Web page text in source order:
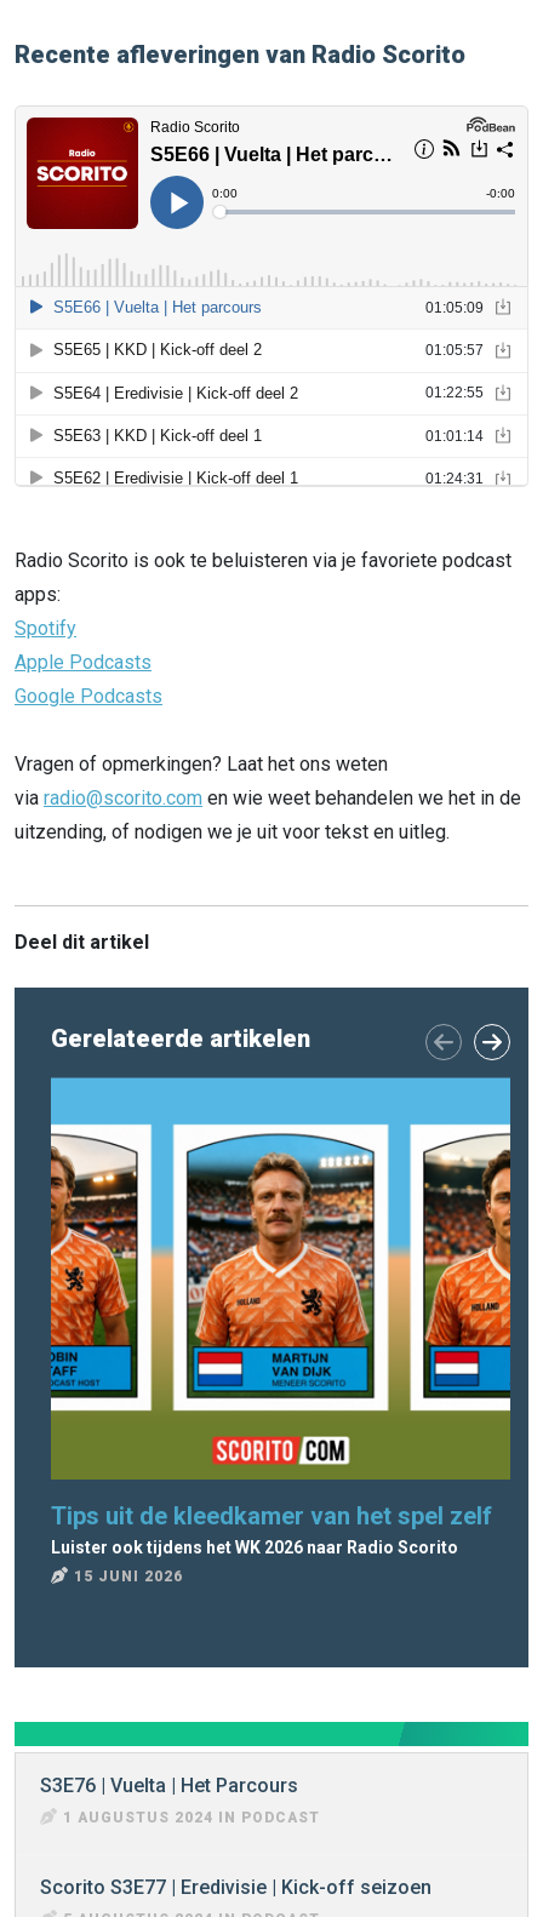
Recente afleveringen van Radio Scorito
Radio Scorito is ook te beluisteren via je favoriete podcast
apps:
Spotify
Apple Podcasts
Google Podcasts
Vragen of opmerkingen? Laat het ons weten
via radio@scorito.com en wie weet behandelen we het in de
uitzending, of nodigen we je uit voor tekst en uitleg.
Deel dit artikel
Gerelateerde artikelen
Tips uit de kleedkamer van het spel zelf
Luister ook tijdens het WK 2026 naar Radio Scorito
15 JUNI 2026
S3E76 | Vuelta | Het Parcours
1 AUGUSTUS 2024 IN PODCAST
Scorito S3E77 | Eredivisie | Kick-off seizoen